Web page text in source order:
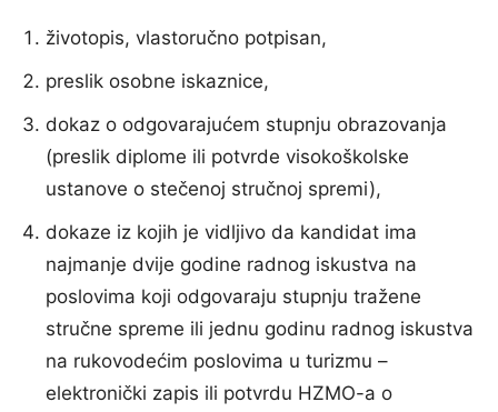
životopis, vlastoručno potpisan,
preslik osobne iskaznice,
dokaz o odgovarajućem stupnju obrazovanja
(preslik diplome ili potvrde visokoškolske
ustanove o stečenoj stručnoj spremi),
dokaze iz kojih je vidljivo da kandidat ima
najmanje dvije godine radnog iskustva na
poslovima koji odgovaraju stupnju tražene
stručne spreme ili jednu godinu radnog iskustva
na rukovodećim poslovima u turizmu –
elektronički zapis ili potvrdu HZMO-a o